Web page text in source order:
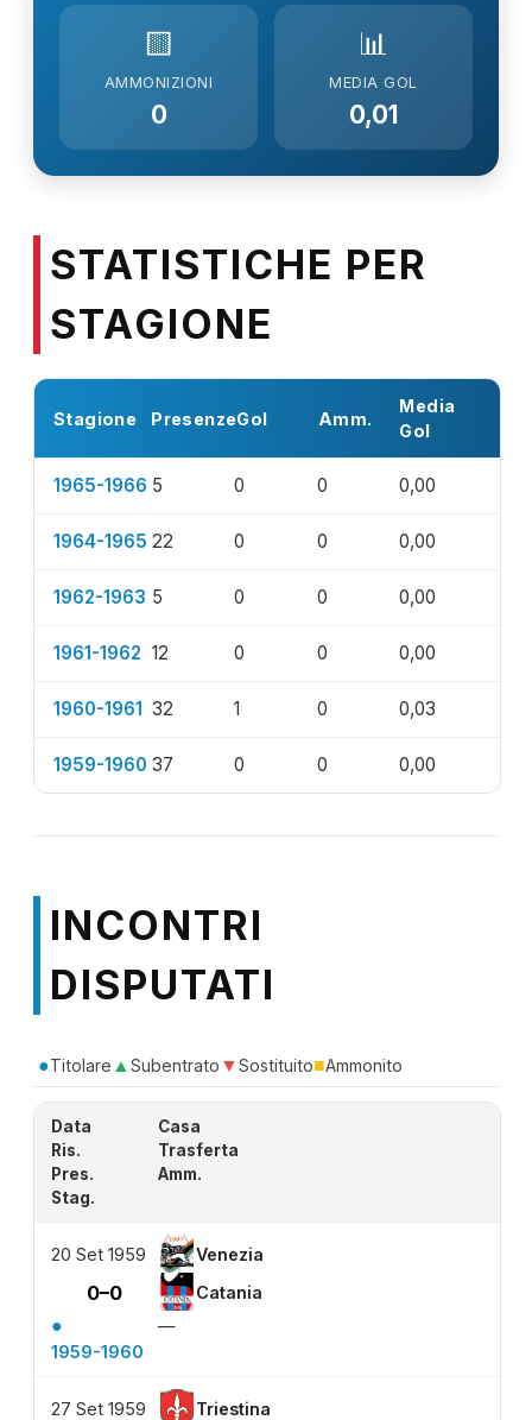
🟨
AMMONIZIONI
0
📊
MEDIA GOL
0,01
STATISTICHE PER
STAGIONE
Stagione PresenzeGol Amm.
Media
Gol
1965-1966 5 0 0 0,00
1964-1965 22 0 0 0,00
1962-1963 5 0 0 0,00
1961-1962 12 0 0 0,00
1960-1961 32 1 0 0,03
1959-1960 37 0 0 0,00
INCONTRI
DISPUTATI
●Titolare ▲Subentrato ▼Sostituito■Ammonito
Data
Casa
Ris.
Trasferta
Pres.
Amm.
Stag.
20 Set 1959 Venezia
0–0 Catania
●
—
1959-1960
27 Set 1959 Triestina